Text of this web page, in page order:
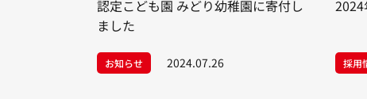
認定こども園 みどり幼稚園に寄付し
ました
お知らせ 2024.07.26 採用